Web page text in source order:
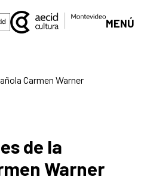
MENÚ
Carmen Warner
de la
Warner